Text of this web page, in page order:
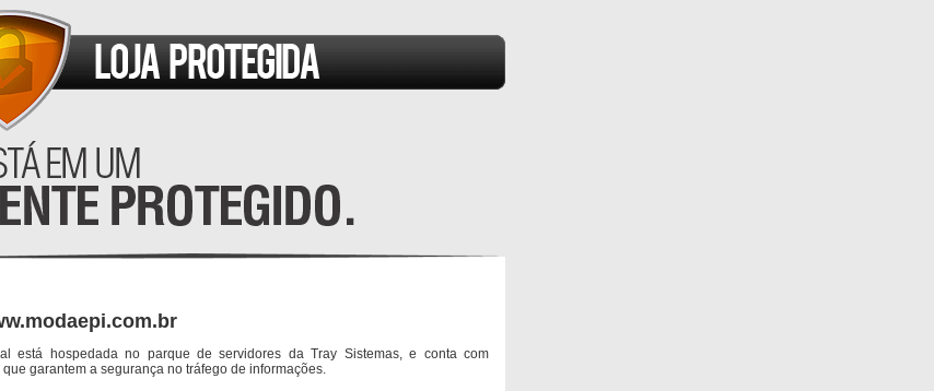
está hospedada no parque de servidores da Tray Sistemas, e conta com
garantem a segurança no tráfego de informações.